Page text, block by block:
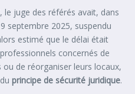
, le juge des référés avait, dans
septembre 2025, suspendu
estimé que le délai était
concernés de
de réorganiser leurs locaux,
principe de sécurité juridique.